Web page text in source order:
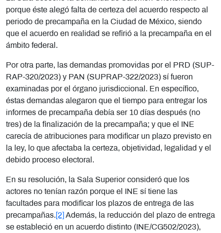
porque éste alegó falta de certeza del acuerdo respecto al
periodo de precampaña en la Ciudad de México, siendo
que el acuerdo en realidad se refirió a la precampaña en el
ámbito federal.
Por otra parte, las demandas promovidas por el PRD (SUP-
RAP-320/2023) y PAN (SUPRAP-322/2023) sí fueron
examinadas por el órgano jurisdiccional. En específico,
éstas demandas alegaron que el tiempo para entregar los
informes de precampaña debía ser 10 días después (no
tres) de la finalización de la precampaña; y que el INE
carecía de atribuciones para modificar un plazo previsto en
la ley, lo que afectaba la certeza, objetividad, legalidad y el
debido proceso electoral.
En su resolución, la Sala Superior consideró que los
actores no tenían razón porque el INE sí tiene las
facultades para modificar los plazos de entrega de las
precampañas. [2] Además, la reducción del plazo de entrega
se estableció en un acuerdo distinto (INE/CG502/2023),